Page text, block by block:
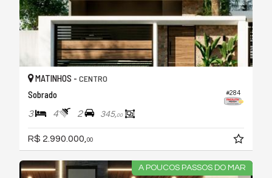
#284
MATINHOS - CENTRO
Sobrado
3 4 2 345,00
R$ 2.990.000, 00
A POUCOS PASSOS DO MAR